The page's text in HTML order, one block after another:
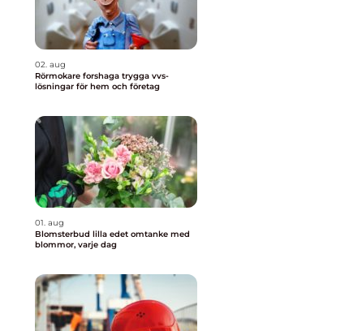
02. aug
Rörmokare forshaga trygga vvs-
lösningar för hem och företag
01. aug
Blomsterbud lilla edet omtanke med
blommor, varje dag